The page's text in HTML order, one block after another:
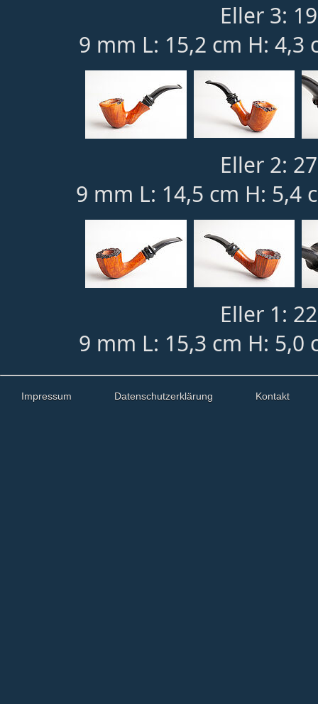
Eller 3:
9 mm L: 15,2 cm H: 4,3
Eller 2:
9 mm L: 14,5 cm H: 5,4
Eller 1:
9 mm L: 15,3 cm H: 5,0
Impressum Datenschutzerklärung Kontakt